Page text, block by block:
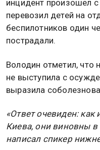
инцидент произошел
перевозил детей на
беспилотников один
пострадали.
Володин отметил, что
не выступила с
выразила
«Ответ очевиден:
Киева, они виновны в
написал спикер